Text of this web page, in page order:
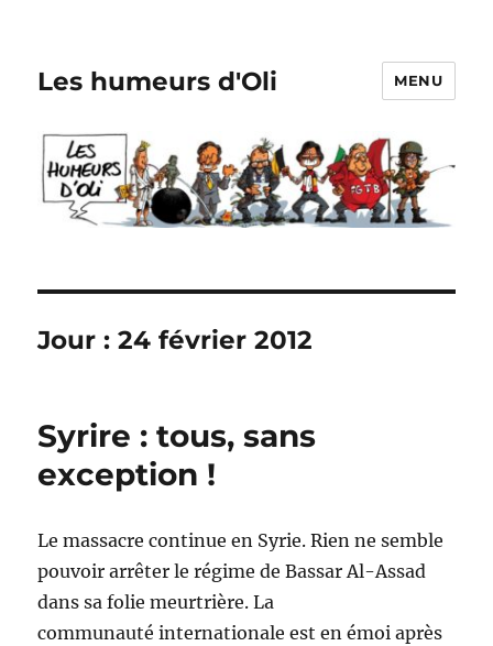
Les humeurs d'Oli MENU
Jour :24 février 2012
Syrire : tous, sans
exception !
Le massacre continue en Syrie. Rien ne semble
pouvoir arrêter le régime de Bassar Al-Assad
dans sa folie meurtrière. La
communauté internationale est en émoi après